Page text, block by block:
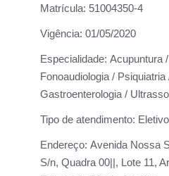
Matrícula: 51004350-4
Vigência: 01/05/2020
Especialidade: Acupuntura
Fonoaudiologia /
Gastroenterologia /
Tipo de atendimento: Eletivo
Endereço: Avenida Nossa
S/n, Quadra 00||, Lote 11,